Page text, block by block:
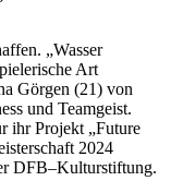
„Wasser
Art
Görgen (21) von
und Teamgeist.
ihr Projekt „Future
2024
DFB–Kulturstiftung.